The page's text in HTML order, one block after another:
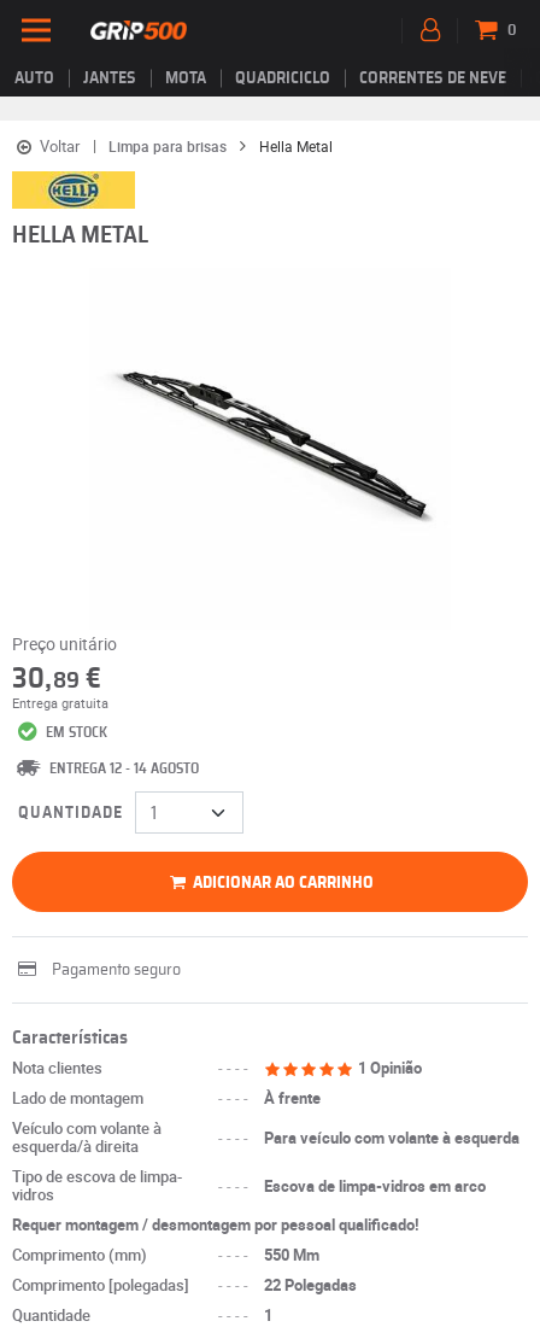
AUTO JANTES MOTA QUADRICICLO CORRENTES DE NEVE
0
Voltar Limpa para brisas Hella Metal
HELLA METAL
Preço unitário
30,89 €
Entrega gratuita
EM STOCK
ENTREGA 12 - 14 AGOSTO
QUANTIDADE
ADICIONAR AO CARRINHO
Pagamento seguro
Características
Nota clientes ----
1 Opinião
Lado de montagem
----
À frente
Veículo com volante à
esquerda/à direita
----
Para veículo com volante à esquerda
Tipo de escova de limpa-
vidros
----
Escova de limpa-vidros em arco
Requer montagem / desmontagem por pessoal qualificado!
Comprimento (mm)
----
550 Mm
Comprimento [polegadas]
----
22 Polegadas
Quantidade
---- 1